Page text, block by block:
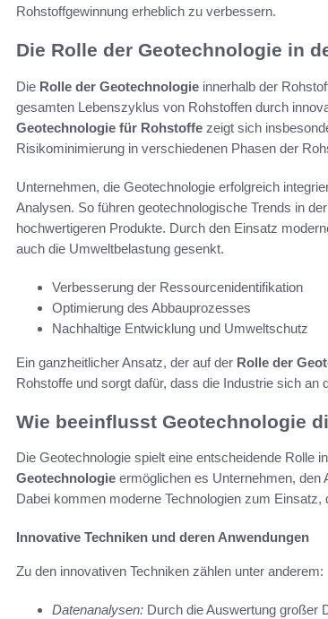
Rohstoffgewinnung erheblich zu verbessern.
Die Rolle der Geotechnologie in
Die Rolle der Geotechnologie innerhalb der
gesamten Lebenszyklus von Rohstoffen durch
Geotechnologie für Rohstoffe zeigt sich
Risikominimierung in verschiedenen Phasen der
Unternehmen, die Geotechnologie erfolgreich
Analysen. So führen geotechnologische Trends in
hochwertigeren Produkte. Durch den Einsatz
auch die Umweltbelastung gesenkt.
Verbesserung der Ressourcenidentifikation
Optimierung des Abbauprozesses
Nachhaltige Entwicklung und Umweltschutz
Ein ganzheitlicher Ansatz, der auf der Rolle der
Rohstoffe und sorgt dafür, dass die Industrie sich an
Wie beeinflusst Geotechnologie
Die Geotechnologie spielt eine entscheidende Rolle
Geotechnologie ermöglichen es Unternehmen, den
Dabei kommen moderne Technologien zum
Innovative Techniken und deren Anwendungen
Zu den innovativen Techniken zählen unter anderem:
Datenanalysen: Durch die Auswertung großer